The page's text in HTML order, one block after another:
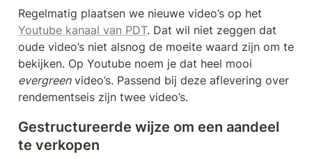
Youtube kanaal van PDT. Dat wil niet zeggen dat
oude video’s niet alsnog de moeite waard zijn om te
evergreen video’s. Passend bij deze aflevering over
rendementseis zijn twee video’s.
Gestructureerde wijze om een aandeel
te verkopen